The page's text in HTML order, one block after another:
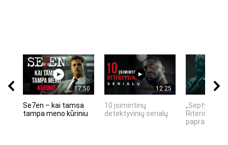
17:50
Se7en – kai tamsa
tampa meno kūriniu
12:25
10 įsimintinų
detektyvinių serialų
„Septynių
Riteris" – kai